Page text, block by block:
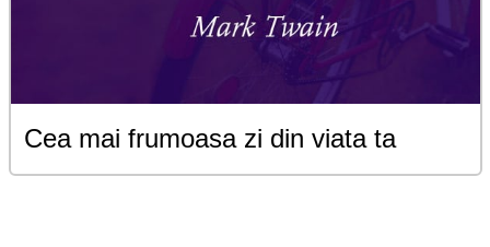
Cea mai frumoasa zi din viata ta